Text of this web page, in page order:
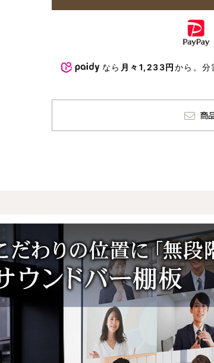
なら 月々1,233円から。分
商